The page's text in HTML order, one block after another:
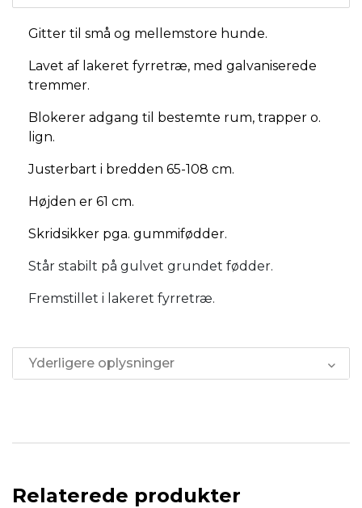
Gitter til små og mellemstore hunde.
Lavet af lakeret fyrretræ, med galvaniserede
tremmer.
Blokerer adgang til bestemte rum, trapper o.
lign.
Justerbart i bredden 65-108 cm.
Højden er 61 cm.
Skridsikker pga. gummifødder.
Står stabilt på gulvet grundet fødder.
Fremstillet i lakeret fyrretræ.
Yderligere oplysninger
Relaterede produkter